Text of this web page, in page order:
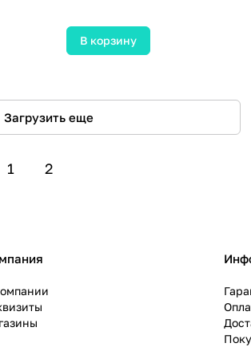
В корзину
Загрузить еще
1 2